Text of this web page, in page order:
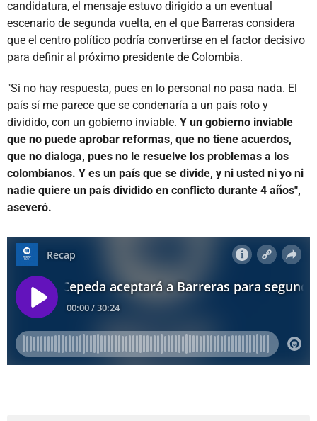
candidatura, el mensaje estuvo dirigido a un eventual
escenario de segunda vuelta, en el que Barreras considera
que el centro político podría convertirse en el factor decisivo
para definir al próximo presidente de Colombia.
"Si no hay respuesta, pues en lo personal no pasa nada. El
país sí me parece que se condenaría a un país roto y
dividido, con un gobierno inviable. Y un gobierno inviable
que no puede aprobar reformas, que no tiene acuerdos,
que no dialoga, pues no le resuelve los problemas a los
colombianos. Y es un país que se divide, y ni usted ni yo ni
nadie quiere un país dividido en conflicto durante 4 años",
aseveró.